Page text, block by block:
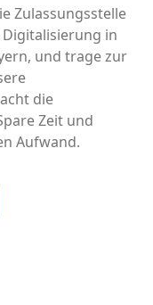
Zulassungsstelle
in
und trage zur
die
Zeit und
Aufwand.